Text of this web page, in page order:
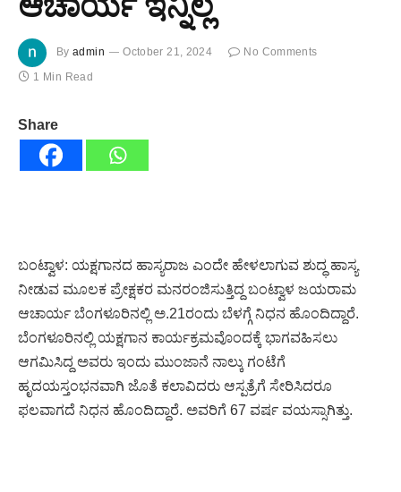
By admin October 21, 2024
No Comments
1 Min Read
Share
ಬಂಟ್ವಾಳ: ಯಕ್ಷಗಾನದ ಹಾಸ್ಯರಾಜ ಎಂದೇ ಹೇಳಲಾಗುವ ಶುದ್ಧ ಹಾಸ್ಯ
ನೀಡುವ ಮೂಲಕ ಪ್ರೇಕ್ಷಕರ ಮನರಂಜಿಸುತ್ತಿದ್ದ ಬಂಟ್ವಾಳ ಜಯರಾಮ
ಆಚಾರ್ಯ ಬೆಂಗಳೂರಿನಲ್ಲಿ ಅ.21ರಂದು ಬೆಳಗ್ಗೆ ನಿಧನ ಹೊಂದಿದ್ದಾರೆ.
ಬೆಂಗಳೂರಿನಲ್ಲಿ ಯಕ್ಷಗಾನ ಕಾರ್ಯಕ್ರಮವೊಂದಕ್ಕೆ ಭಾಗವಹಿಸಲು
ಆಗಮಿಸಿದ್ದ ಅವರು ಇಂದು ಮುಂಜಾನೆ ನಾಲ್ಕು ಗಂಟೆಗೆ
ಹೃದಯಸ್ತಂಭನವಾಗಿ ಜೊತೆ ಕಲಾವಿದರು ಆಸ್ಪತ್ರೆಗೆ ಸೇರಿಸಿದರೂ
ಫಲವಾಗದೆ ನಿಧನ ಹೊಂದಿದ್ದಾರೆ. ಅವರಿಗೆ 67 ವರ್ಷ ವಯಸ್ಸಾಗಿತ್ತು.